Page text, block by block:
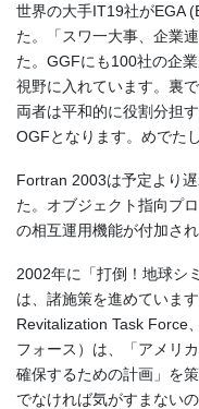
世界の大手IT19社がEGA
た。「スワ一大事、企業
た。GGFにも100社の企
視野に入れています。裏
両者は平和的に役割分担
OGFとなります。めでた
Fortran 2003は予定より
た。オブジェクト指向プ
の相互運用機能が付加さ
2002年に「打倒！地球シ
は、諸施策を進めていま
Revitalization Task Force
フォース）は、「アメリ
確保するための計画」を
でなければ気がすまない